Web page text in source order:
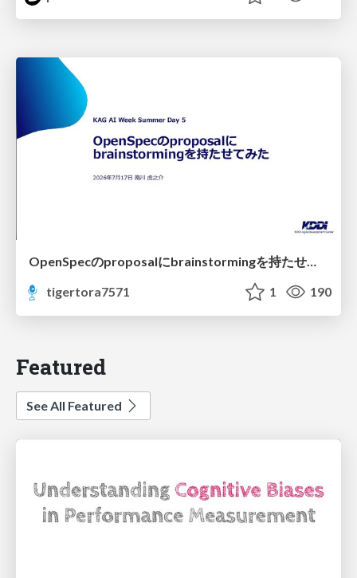
OpenSpecのproposalにbrainstormingを持たせてみた
tigertora7571
1 190
Featured
See All Featured